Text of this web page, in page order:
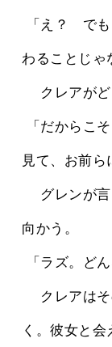
わることじゃ
クレアがど
見て、お前ら
向かう。
「ラズ。ど
く。彼女と